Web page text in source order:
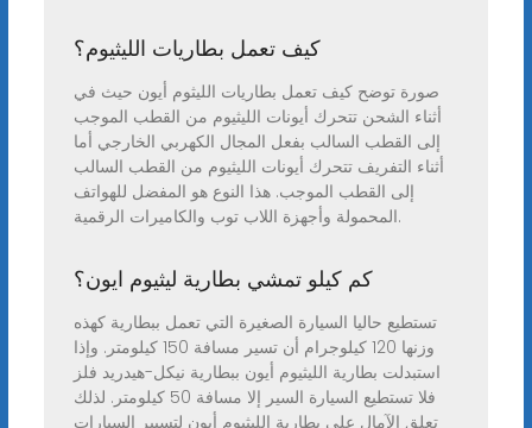
كيف تعمل بطاريات الليثيوم؟
صورة توضح كيف تعمل بطاريات الليثوم أيون حيث في
أثناء الشحن تتحرك أيونات الليثيوم من القطب الموجب
إلى القطب السالب بفعل المجال الكهربي الخارجي أما
أثناء التفريف تتحرك أيونات الليثيوم من القطب السالب
إلى القطب الموجب. هذا النوع هو المفضل للهواتف
المحمولة وأجهزة اللاب توب والكاميرات الرقمية.
كم كيلو تمشي بطارية ليثيوم ايون؟
تستطيع حاليا السيارة الصغيرة التي تعمل ببطارية كهذه
وزنها 120 كيلوجرام أن تسير مسافة 150 كيلومتر. وإذا
استبدلت بطارية الليثيوم أيون ببطارية نيكل-هيدريد فلز
فلا تستطيع السيارة السير إلا مسافة 50 كيلومتر. لذلك
تعلق الآمال على بطارية الليثيوم أيون لتسيير السيارات